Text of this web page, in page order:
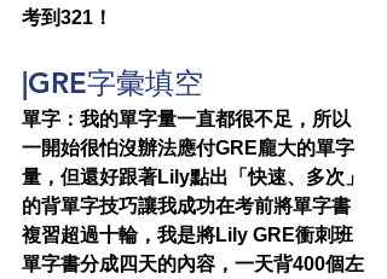
考到321！
|GRE字彙填空
單字：我的單字量一直都很不足，所以
一開始很怕沒辦法應付GRE龐大的單字
量，但還好跟著Lily點出「快速、多次」
的背單字技巧讓我成功在考前將單字書
複習超過十輪，我是將Lily GRE衝刺班
單字書分成四天的內容，一天背400個左